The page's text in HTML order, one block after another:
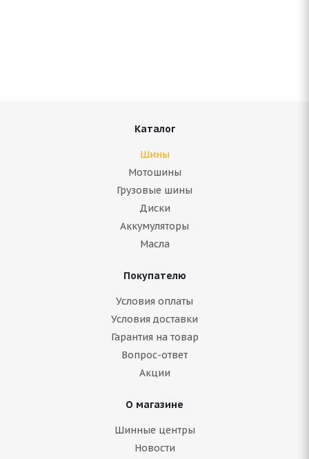
Amtel Planet 2P 205/70 R15 96H
Подробнее
Каталог
Шины
Мотошины
Грузовые шины
Диски
Аккумуляторы
Масла
Покупателю
Условия оплаты
Условия доставки
Гарантия на товар
Вопрос-ответ
Акции
О магазине
Шинные центры
Новости